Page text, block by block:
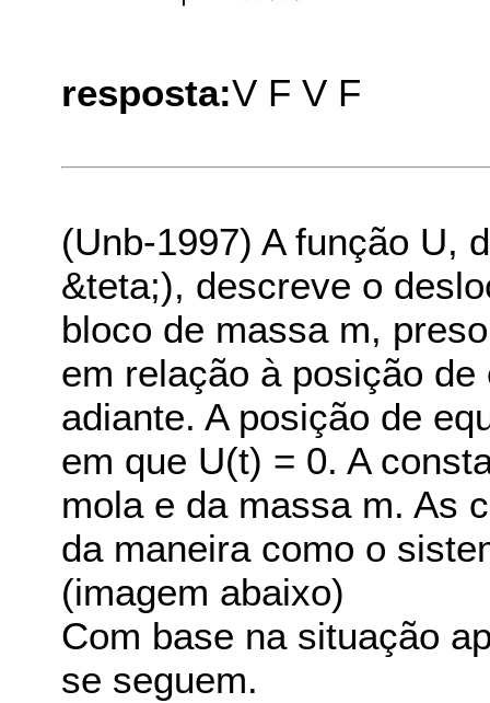
resposta:V F V F
(Unb-1997) A função U,
&teta;), descreve o
bloco de massa m,
em relação à posição
adiante. A posição de
em que U(t) = 0. A
mola e da massa m. As
da maneira como o
(imagem abaixo)
Com base na situação
se seguem.